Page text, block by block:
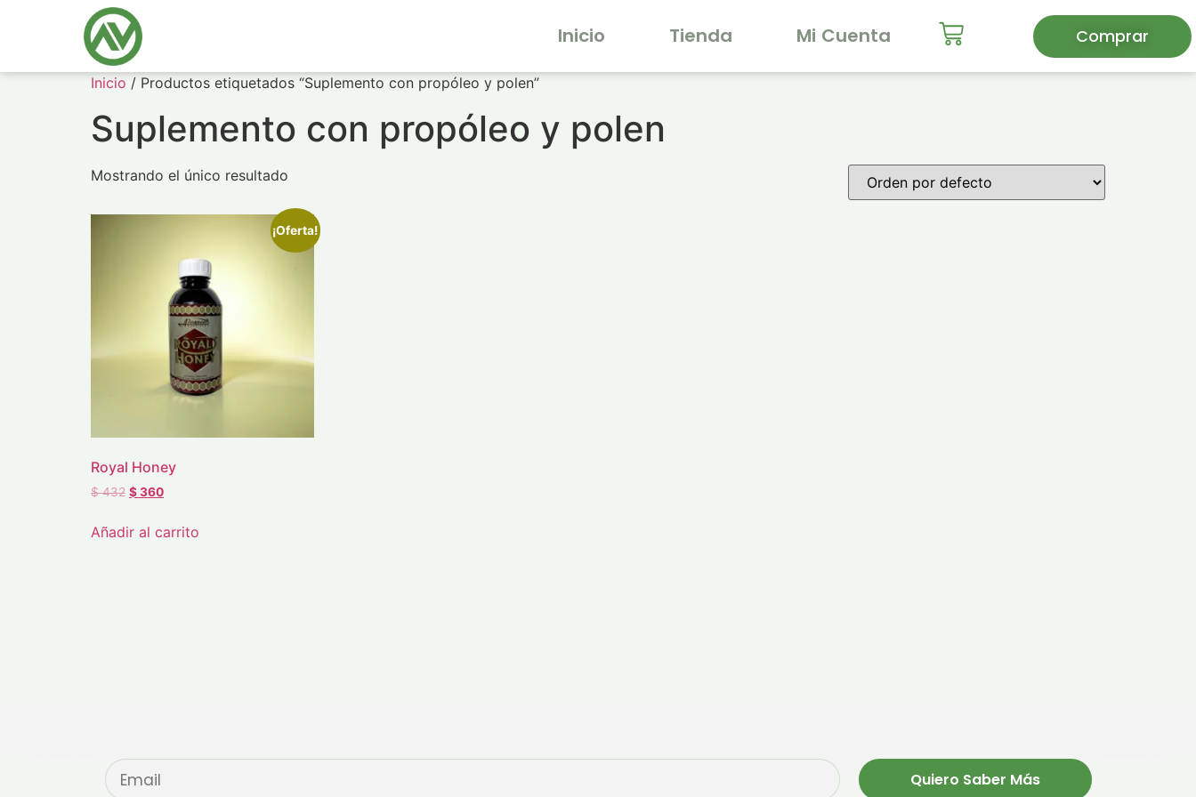
Inicio Tienda Mi Cuenta Comprar
Inicio / Productos etiquetados “Suplemento con propóleo y polen”
Suplemento con propóleo y polen
Mostrando el único resultado
¡Oferta!
Royal Honey
$432 $360
Añadir al carrito
Quiero Saber Más